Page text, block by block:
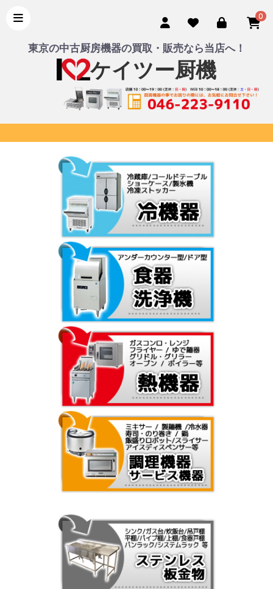
0
東京の中古厨房機器の買取・販売なら当店へ！
ケイツー厨機